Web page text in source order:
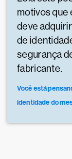
motivos que
deve
de
segurança
fabricante.
Você está
identidade do